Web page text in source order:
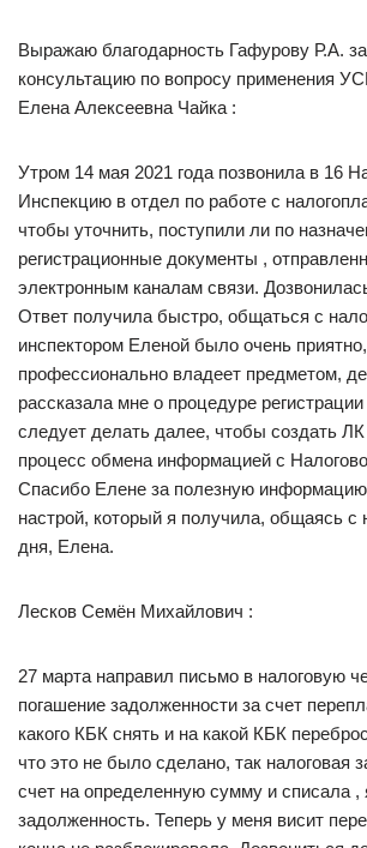
Выражаю благодарность Гафурову Р.А.
консультацию по вопросу применения
Елена Алексеевна Чайка :
Утром 14 мая 2021 года позвонила в 16
Инспекцию в отдел по работе с
чтобы уточнить, поступили ли по
регистрационные документы ,
электронным каналам связи.
Ответ получила быстро, общаться с
инспектором Еленой было очень
профессионально владеет предметом,
рассказала мне о процедуре
следует делать далее, чтобы создать ЛК
процесс обмена информацией с
Спасибо Елене за полезную информацию
настрой, который я получила, общаясь
дня, Елена.
Лесков Семён Михайлович :
27 марта направил письмо в налоговую
погашение задолженности за счет
какого КБК снять и на какой КБК
что это не было сделано, так налоговая
счет на определенную сумму и списала ,
задолженность. Теперь у меня висит